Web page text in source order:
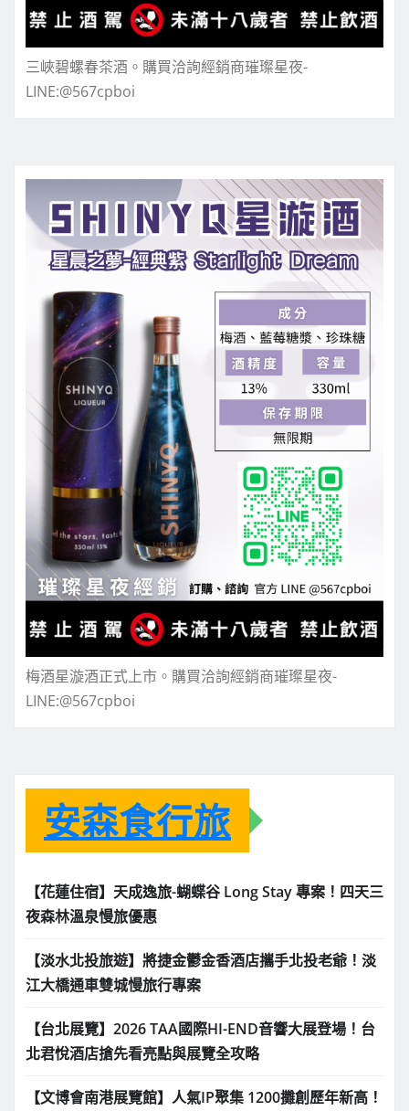
三峽碧螺春茶酒。購買洽詢經銷商璀璨星夜-
LINE:@567cpboi
梅酒星漩酒正式上市。購買洽詢經銷商璀璨星夜-
LINE:@567cpboi
安森食行旅
【花蓮住宿】天成逸旅-蝴蝶谷 Long Stay 專案！四天三
夜森林溫泉慢旅優惠
【淡水北投旅遊】將捷金鬱金香酒店攜手北投老爺！淡
江大橋通車雙城慢旅行專案
【台北展覽】2026 TAA國際HI-END音響大展登場！台
北君悅酒店搶先看亮點與展覽全攻略
【文博會南港展覽館】人氣IP聚集 1200攤創歷年新高！